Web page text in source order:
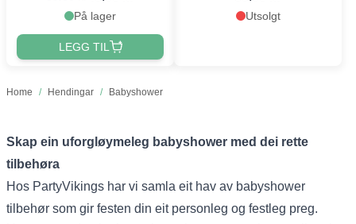
Home / Hendingar / Babyshower
På lager
LEGG TIL
Utsolgt
Skap ein uforgløymeleg babyshower med dei rette
tilbehøra
Hos PartyVikings har vi samla eit hav av babyshower
tilbehør som gir festen din eit personleg og festleg preg.